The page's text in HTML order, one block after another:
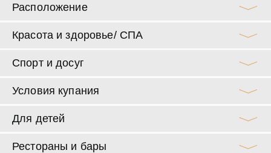
Расположение
Красота и здоровье/ СПА
Спорт и досуг
Условия купания
Для детей
Рестораны и бары